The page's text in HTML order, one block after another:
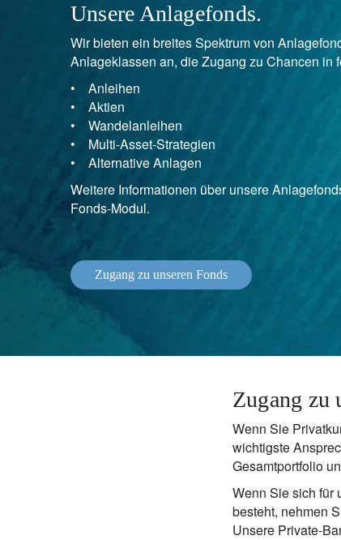
Unsere Anlagefonds.
Wir bieten ein breites Spektrum von
Anlageklassen an, die Zugang zu Chancen in
• Anleihen
• Aktien
• Wandelanleihen
• Multi-Asset-Strategien
• Alternative Anlagen
Weitere Informationen über unsere
Fonds-Modul.
Zugang zu unseren Fonds
Zugang zu
Wenn Sie
wichtigste
Gesamtportfolio
Wenn Sie sich für
besteht, nehmen
Unsere Private-